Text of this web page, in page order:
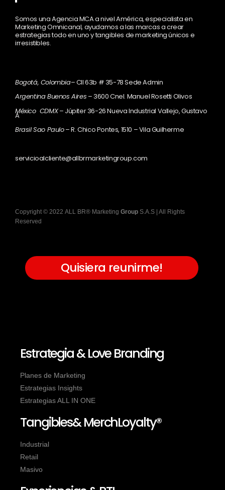
Somos una Agencia MCA a nivel América, especialista en
Marketing Omnicanal, ayudamos a las marcas a crear
estrategias todo en uno y tangibles de marketing únicos e
irresistibles.
Bogotá, Colombia– Cll 63b # 35-78 Sede Admin
Argentina Buenos Aires – 3600 Cnel. Manuel Rosetti Olivos
México CDMX– Júpiter 36-26 Nueva Industrial Vallejo, Gustavo
A
Brasil Sao Paulo– R. Chico Pontes, 1510 – Vila Guilherme
servicioalcliente@allbrmarketingroup.com
Copyright © 2022 ALL BR® Marketing Group S.A.S | All Rights
Reserved
Quisiera reunirme!
Estrategia & Love Branding
Planes de Marketing
Estrategias Insights
Estrategias ALL IN ONE
Tangibles& MerchLoyalty®
Industrial
Retail
Masivo